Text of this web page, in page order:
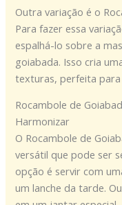
Outra variação é o
Para fazer essa
espalhá-lo sobre a
goiabada. Isso cria
texturas, perfeita
Rocambole de
Harmonizar
O Rocambole de
versátil que pode ser
opção é servir com
um lanche da tarde.